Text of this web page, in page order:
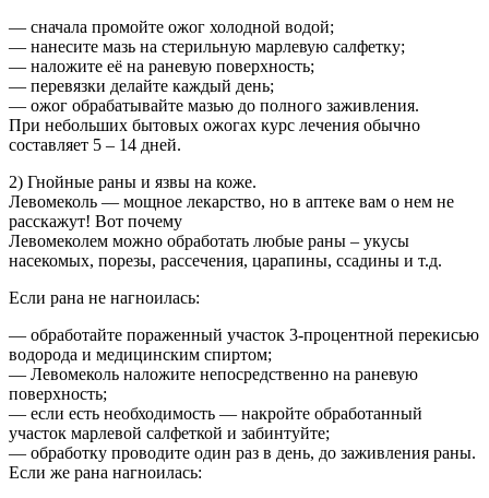
— сначала промойте ожог холодной водой;
— нанесите мазь на стерильную марлевую салфетку;
— наложите её на раневую поверхность;
— перевязки делайте каждый день;
— ожог обрабатывайте мазью до полного заживления.
При небольших бытовых ожогах курс лечения обычно
составляет 5 – 14 дней.
2) Гнойные раны и язвы на коже.
Левомеколь — мощное лекарство, но в аптеке вам о нем не
расскажут! Вот почему
Левомеколем можно обработать любые раны – укусы
насекомых, порезы, рассечения, царапины, ссадины и т.д.
Если рана не нагноилась:
— обработайте пораженный участок 3-процентной перекисью
водорода и медицинским спиртом;
— Левомеколь наложите непосредственно на раневую
поверхность;
— если есть необходимость — накройте обработанный
участок марлевой салфеткой и забинтуйте;
— обработку проводите один раз в день, до заживления раны.
Если же рана нагноилась: